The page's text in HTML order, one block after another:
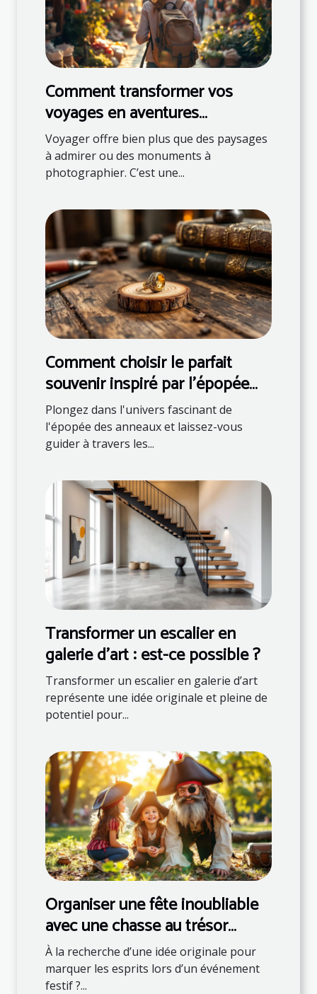
Comment transformer vos
voyages en aventures
éducatives ?
Voyager offre bien plus que des paysages
à admirer ou des monuments à
photographier. C’est une...
Comment choisir le parfait
souvenir inspiré par l'épopée
des anneaux ?
Plongez dans l'univers fascinant de
l'épopée des anneaux et laissez-vous
guider à travers les...
Transformer un escalier en
galerie d'art : est-ce possible ?
Transformer un escalier en galerie d’art
représente une idée originale et pleine de
potentiel pour...
Organiser une fête inoubliable
avec une chasse au trésor
thématique
À la recherche d’une idée originale pour
marquer les esprits lors d’un événement
festif ?...